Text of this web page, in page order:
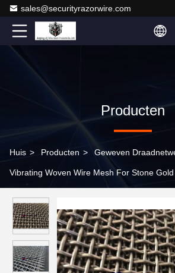
sales@securityrazorwire.com
Producten
Huis > Producten > Geweven
Vibrating Woven Wire Mesh For Stone